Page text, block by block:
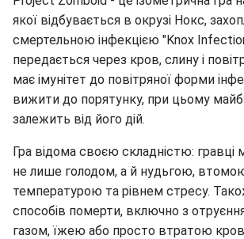
якої відбувається в окрузі Нокс,
смертельною інфекцією "Knox
передається через кров, слину і
має імунітет до повітряної форми
вижити до порятунку, при цьому
залежить від його дій.
Гра відома своєю складністю:
не лише голодом, а й нудьгою,
температурою та рівнем стресу.
способів померти, включно з
газом, їжею або просто втратою